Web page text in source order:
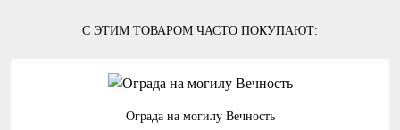
С ЭТИМ ТОВАРОМ ЧАСТО ПОКУПАЮТ:
Ограда на могилу Вечность